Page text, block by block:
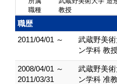
職種
教授
職歴
2011/04/01 ～
武蔵野美
ン学科 教
2008/04/01 ～
2011/03/31
武蔵野美
ン学科 准